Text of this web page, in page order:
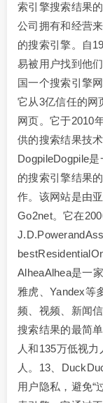
索引擎搜索结果
公司拥有和经营
的搜索引擎。自
易被用户找到他
国一个搜索引擎
它从3亿信任的网
网页。它于2010
供的搜索结果技
DogpileDogpile
的搜索引擎结果
作。该网站是由
Go2net。它在
AlheaAlhea是一
雅虎、Yandex等
频、视频、新闻
搜索结果的最简
人和135万低视
人。13、
用户隐私，避免“